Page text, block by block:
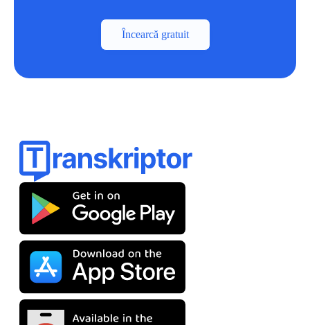
Încearcă gratuit